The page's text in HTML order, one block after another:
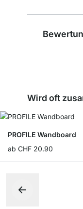
Wird oft
PROFILE Wandboard
ab CHF 20.90